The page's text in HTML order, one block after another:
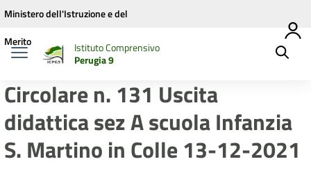
Vai ai contenuti
Vai al menu di navigazione
Vai al footer
Ministero dell'Istruzione e del
Merito
Istituto Comprensivo
Perugia 9
Circolare n. 131 Uscita
didattica sez A scuola Infanzia
S. Martino in Colle 13-12-2021